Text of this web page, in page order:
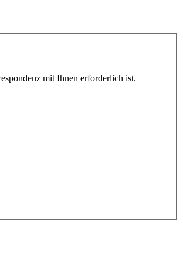
mit Ihnen erforderlich ist.